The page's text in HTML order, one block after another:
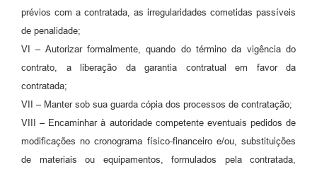
prévios com a contratada, as irregularidades cometidas passíveis
de penalidade;
VI – Autorizar formalmente, quando do término da vigência do
contrato, a liberação da garantia contratual em favor da
contratada;
VII – Manter sob sua guarda cópia dos processos de contratação;
VIII – Encaminhar à autoridade competente eventuais pedidos de
modificações no cronograma físico-financeiro e/ou, substituições
de materiais ou equipamentos, formulados pela contratada,